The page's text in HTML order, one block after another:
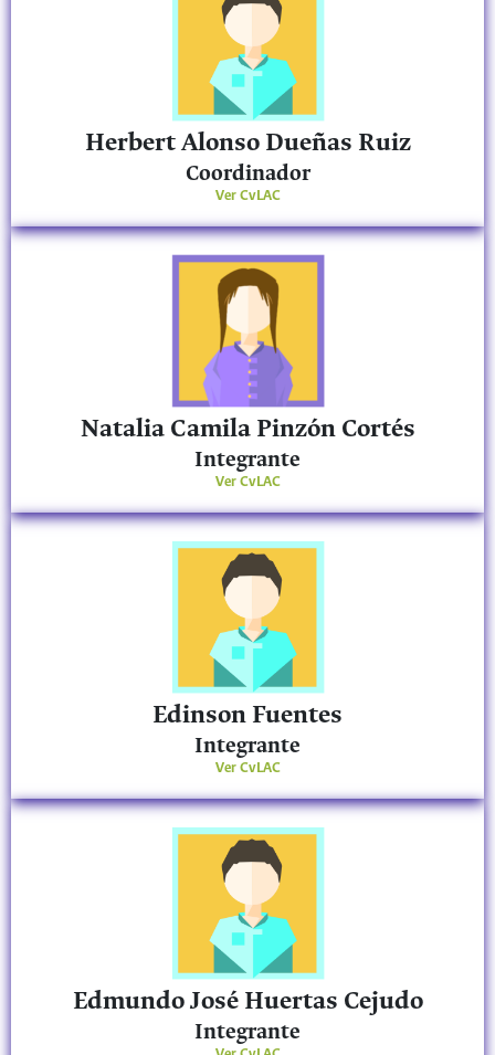
Herbert Alonso Dueñas Ruiz
Coordinador
Ver CvLAC
Natalia Camila Pinzón Cortés
Integrante
Ver CvLAC
Edinson Fuentes
Integrante
Ver CvLAC
Edmundo José Huertas Cejudo
Integrante